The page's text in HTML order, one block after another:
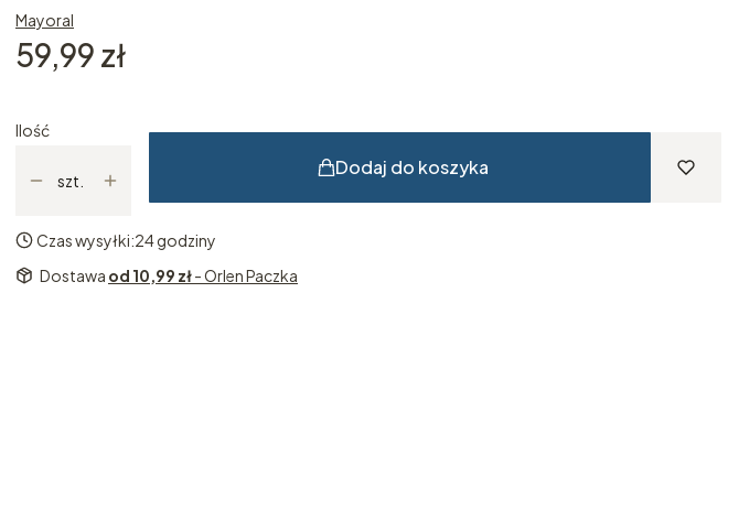
Mayoral
Cena
59,99 zł
Ilość
szt.
Dodaj do koszyka
Czas wysyłki:24 godziny
Dostawa od 10,99 zł- Orlen Paczka